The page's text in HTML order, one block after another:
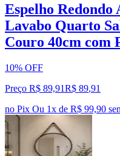
Espelho
Lavabo Quarto
Couro 40cm com
10% OFF
Preço R$ 89,91R$ 89,91
no Pix Ou 1x de R$ 99,90